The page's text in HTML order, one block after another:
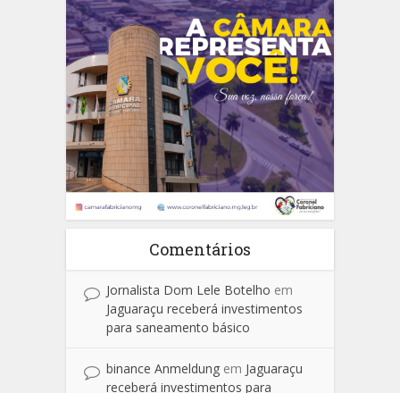
Comentários
Jornalista Dom Lele Botelho em
Jaguaraçu receberá investimentos
para saneamento básico
binance Anmeldung em Jaguaraçu
receberá investimentos para